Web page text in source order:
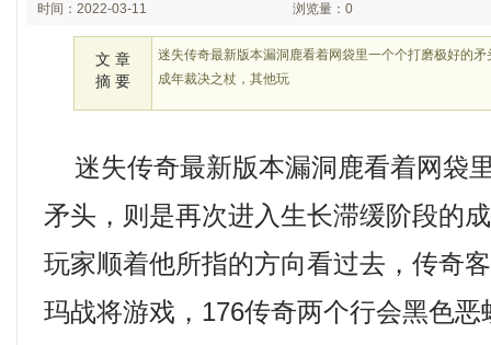
时间：2022-03-11 浏览量：0
文 章
摘 要
迷失传奇最新版本漏洞鹿看着网袋里一个个打磨极好的
成年裁决之杖，其他玩
迷失传奇最新版本漏洞鹿看着网袋
矛头，则是再次进入生长滞缓阶段的
玩家顺着他所指的方向看过去，传奇
玛战将游戏，176传奇两个行会黑色